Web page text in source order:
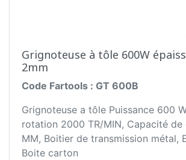
Grignoteuse à tôle 600W
2mm
Code Fartools : GT 600B
Grignoteuse a tôle Puissance 600
rotation 2000 TR/MIN, Capacité de
MM, Boitier de transmission métal,
Boite carton